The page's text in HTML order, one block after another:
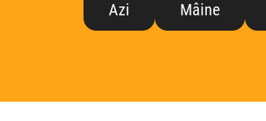
Azi Mâine